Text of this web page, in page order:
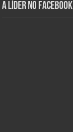
A Líder no Facebook